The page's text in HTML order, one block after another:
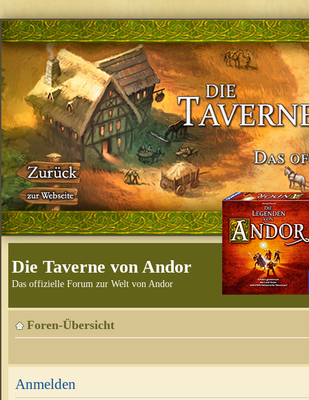
Die Taverne von Andor
Das offizielle Forum zur Welt von Andor
Foren-Übersicht
Anmelden